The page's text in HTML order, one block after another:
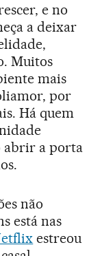
e no
a deixar
Muitos
mais
por
Há quem
abrir a porta
não
está nas
estreou